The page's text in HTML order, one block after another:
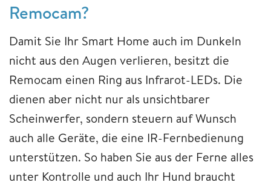
Remocam?
Damit Sie Ihr Smart Home auch im Dunkeln
nicht aus den Augen verlieren, besitzt die
Remocam einen Ring aus Infrarot-LEDs. Die
dienen aber nicht nur als unsichtbarer
Scheinwerfer, sondern steuern auf Wunsch
auch alle Geräte, die eine IR-Fernbedienung
unterstützen. So haben Sie aus der Ferne alles
unter Kontrolle und auch Ihr Hund braucht